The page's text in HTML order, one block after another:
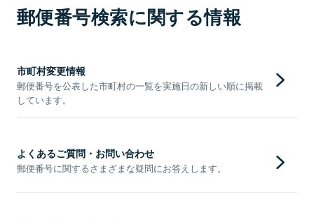
郵便番号検索に関する情報
市町村変更情報
郵便番号を公表した市町村の一覧を実施日の新しい順に掲載
しています。
よくあるご質問・お問い合わせ
郵便番号に関するさまざまな疑問にお答えします。